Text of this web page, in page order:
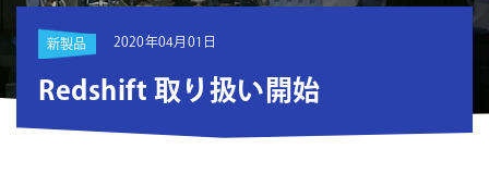
新製品 2020年04月01日
Redshift 取り扱い開始